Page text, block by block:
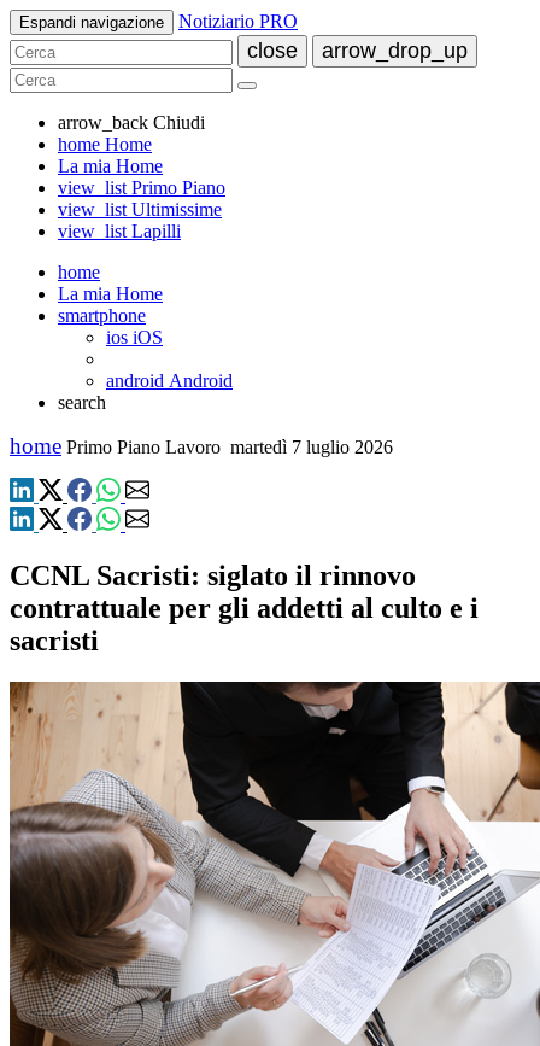
Espandi navigazione Notiziario PRO
close arrow_drop_up
arrow_back Chiudi
home Home
La mia Home
view_list Primo Piano
view_list Ultimissime
view_list Lapilli
home
La mia Home
smartphone
ios iOS
android Android
search
home Primo Piano Lavoro martedì 7 luglio 2026
CCNL Sacristi: siglato il rinnovo
contrattuale per gli addetti al culto e i
sacristi